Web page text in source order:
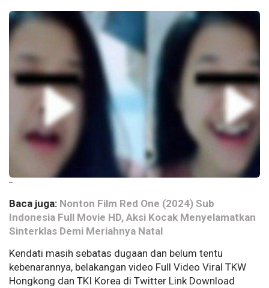
--
Baca juga: Nonton Film Red One (2024) Sub
Indonesia Full Movie HD, Aksi Kocak Menyelamatkan
Sinterklas Demi Meriahnya Natal
Kendati masih sebatas dugaan dan belum tentu
kebenarannya, belakangan video Full Video Viral TKW
Hongkong dan TKI Korea di Twitter Link Download